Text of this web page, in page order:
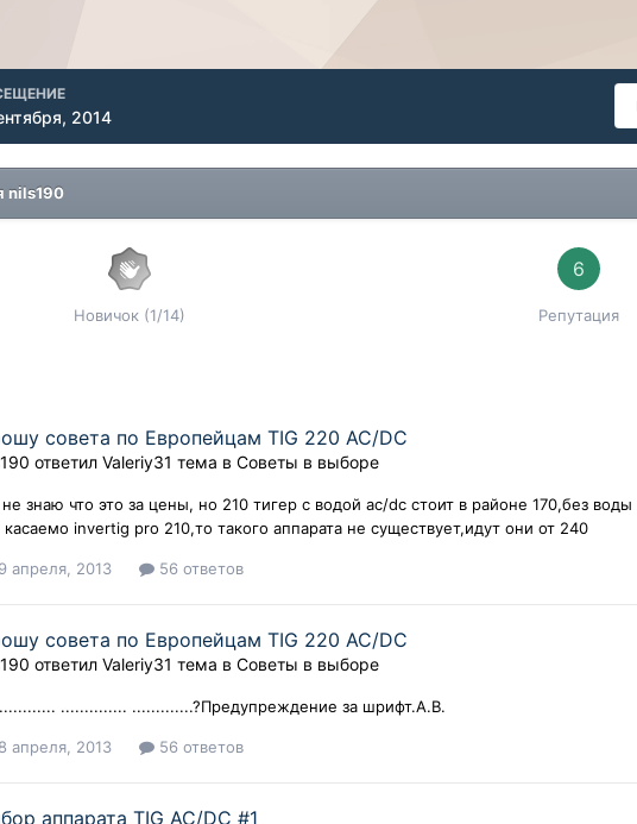
2014
nils190
Новичок (1/14)
6
Репутация
совета по Европейцам TIG 220 AC/DC
ответилValeriy31 тема вСоветы в выборе
не знаю что это за цены, но 210 тигер с водой ас/dc стоит в районе 170,без
касаемо invertig pro 210,то такого аппарата не существует,идут они от 240
9 апреля, 2013 56 ответов
совета по Европейцам TIG 220 AC/DC
ответилValeriy31 тема вСоветы в выборе
.............. .............?Предупреждение за шрифт.А.В.
8 апреля, 2013 56 ответов
аппарата TIG АС/DС #1